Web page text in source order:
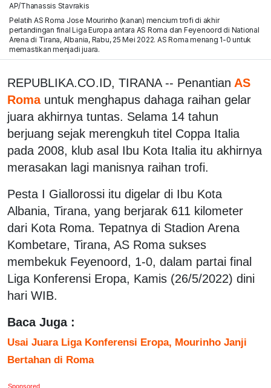
AP/Thanassis Stavrakis
Pelatih AS Roma Jose Mourinho (kanan) mencium trofi di akhir
pertandingan final Liga Europa antara AS Roma dan Feyenoord di National
Arena di Tirana, Albania, Rabu, 25 Mei 2022. AS Roma menang 1-0 untuk
memastikan menjadi juara.
REPUBLIKA.CO.ID, TIRANA -- Penantian AS
Roma untuk menghapus dahaga raihan gelar
juara akhirnya tuntas. Selama 14 tahun
berjuang sejak merengkuh titel Coppa Italia
pada 2008, klub asal Ibu Kota Italia itu akhirnya
merasakan lagi manisnya raihan trofi.
Pesta I Giallorossi itu digelar di Ibu Kota
Albania, Tirana, yang berjarak 611 kilometer
dari Kota Roma. Tepatnya di Stadion Arena
Kombetare, Tirana, AS Roma sukses
membekuk Feyenoord, 1-0, dalam partai final
Liga Konferensi Eropa, Kamis (26/5/2022) dini
hari WIB.
Baca Juga :
Usai Juara Liga Konferensi Eropa, Mourinho Janji
Bertahan di Roma
Sponsored